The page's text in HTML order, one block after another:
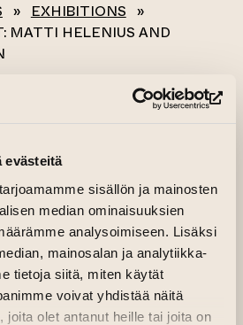
evästeitä
sisällön ja mainosten
median ominaisuuksien
analysoimiseen. Lisäksi
mainosalan ja analytiikka-
tietoja siitä, miten käytät
voivat yhdistää näitä
joita olet antanut heille tai joita on
» EXHIBITIONS »
MATTI HELENIUS AND
All events
ARTIST: